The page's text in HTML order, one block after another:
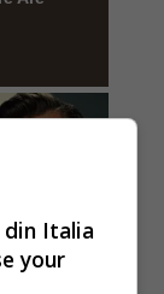
din Italia
your